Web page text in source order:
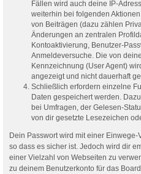
Fällen wird auch deine IP-
weiterhin bei folgenden
von Beiträgen (dazu zählen
Änderungen an zentralen
Kontoaktivierung, Benutzer-
Anmeldeversuche. Die von
Kennzeichnung (User Agent)
angezeigt und nicht dauerhaft
Schließlich erfordern einzelne
Daten gespeichert werden.
bei Umfragen, der Gelesen-
von dir gesetzte Lesezeichen
Dein Passwort wird mit einer
so dass es sicher ist. Jedoch wird dir
einer Vielzahl von Webseiten zu
zu deinem Benutzerkonto für das